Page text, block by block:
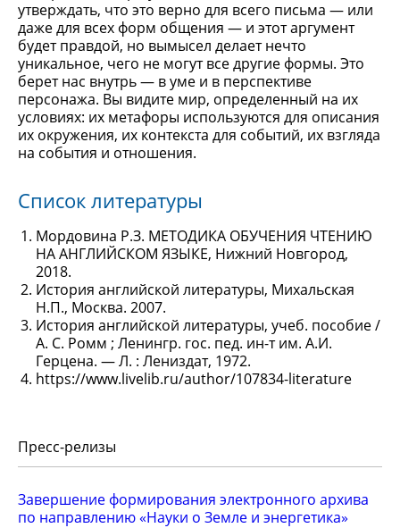
утверждать, что это верно для всего письма — или
даже для всех форм общения — и этот аргумент
будет правдой, но вымысел делает нечто
уникальное, чего не могут все другие формы. Это
берет нас внутрь — в уме и в перспективе
персонажа. Вы видите мир, определенный на их
условиях: их метафоры используются для описания
их окружения, их контекста для событий, их взгляда
на события и отношения.
Список литературы
Мордовина Р.З. МЕТОДИКА ОБУЧЕНИЯ ЧТЕНИЮ
НА АНГЛИЙСКОМ ЯЗЫКЕ, Нижний Новгород,
2018.
История английской литературы, Михальская
Н.П., Москва. 2007.
История английской литературы, учеб. пособие /
А. С. Ромм ; Ленингр. гос. пед. ин-т им. А.И.
Герцена. — Л. : Лениздат, 1972.
https://www.livelib.ru/author/107834-literature
Пресс-релизы
Завершение формирования электронного архива
по направлению «Науки о Земле и энергетика»